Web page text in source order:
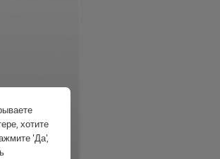
хотите
'Да',